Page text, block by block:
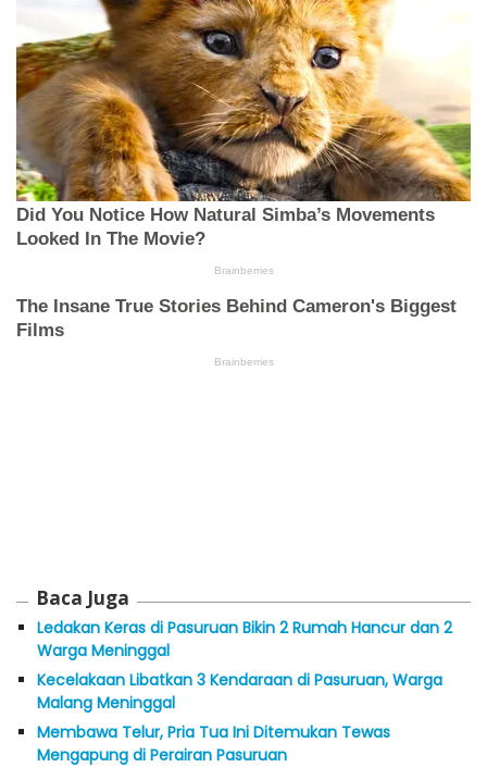
Baca Juga
Ledakan Keras di Pasuruan Bikin 2 Rumah Hancur dan 2
Warga Meninggal
Kecelakaan Libatkan 3 Kendaraan di Pasuruan, Warga
Malang Meninggal
Membawa Telur, Pria Tua Ini Ditemukan Tewas
Mengapung di Perairan Pasuruan